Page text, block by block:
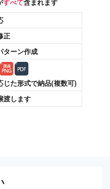
正
ターン作成
じた形式で納品(複数可)
渡します